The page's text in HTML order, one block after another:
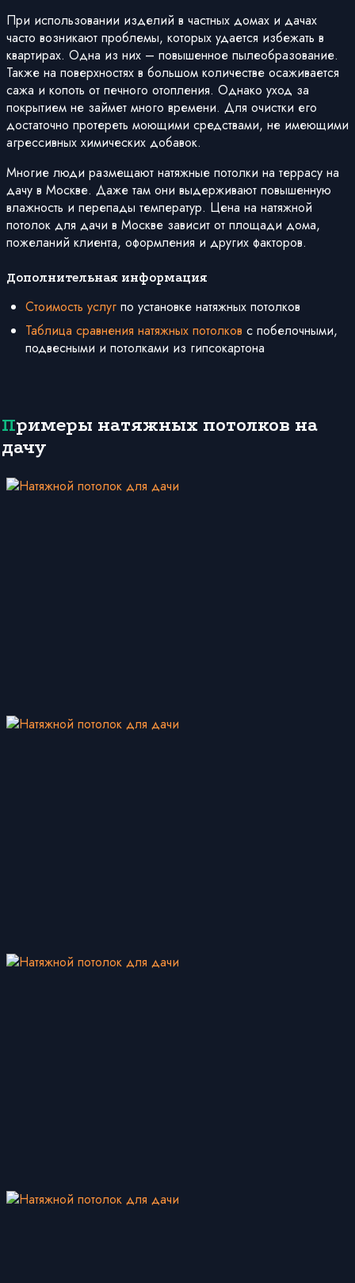
При использовании изделий в частных домах и дачах
часто возникают проблемы, которых удается избежать в
квартирах. Одна из них – повышенное пылеобразование.
Также на поверхностях в большом количестве осаживается
сажа и копоть от печного отопления. Однако уход за
покрытием не займет много времени. Для очистки его
достаточно протереть моющими средствами, не имеющими
агрессивных химических добавок.
Многие люди размещают натяжные потолки на террасу на
дачу в Москве. Даже там они выдерживают повышенную
влажность и перепады температур. Цена на натяжной
потолок для дачи в Москве зависит от площади дома,
пожеланий клиента, оформления и других факторов.
Дополнительная информация
Стоимость услуг по установке натяжных потолков
Таблица сравнения натяжных потолков с побелочными,
подвесными и потолками из гипсокартона
Примеры натяжных потолков на
дачу